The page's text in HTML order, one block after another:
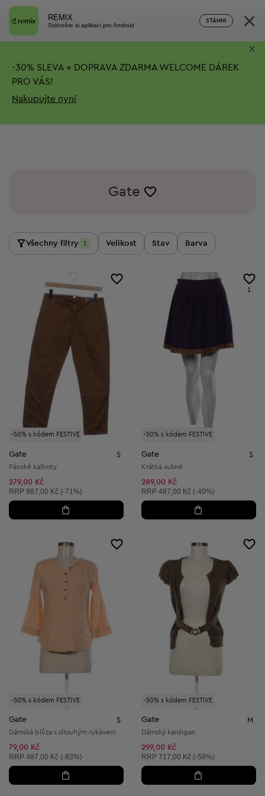
REMIX
Stáhněte si aplikaci pro Android
STÁHNI ×
-30% SLEVA + DOPRAVA ZDARMA WELCOME DÁREK
PRO VÁS!
Nakupujte nyní
×
Gate
Všechny filtry 1 Velikost Stav Barva
-50% s kódem FESTIVE
Gate S
Pánské kalhoty
279,00 Kč
Doporučená cena:
RRP 987,00 Kč (-71%)
-50% s kódem FESTIVE
1
Gate S
Krátká sukně
289,00 Kč
Doporučená cena:
RRP 487,00 Kč (-40%)
-50% s kódem FESTIVE
Gate S
Dámská blůza s dlouhým rukávem
79,00 Kč
Doporučená cena:
RRP 487,00 Kč (-83%)
-50% s kódem FESTIVE
Gate M
Dámský kardigan
299,00 Kč
Doporučená cena:
RRP 717,00 Kč (-58%)